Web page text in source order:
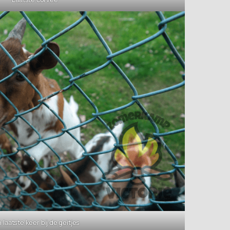
laatste keer bij de geitjes